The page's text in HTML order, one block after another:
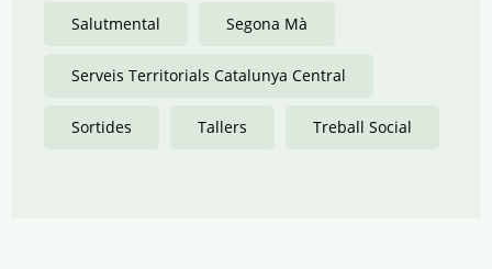
Salutmental Segona Mà
Serveis Territorials Catalunya Central
Sortides Tallers Treball Social